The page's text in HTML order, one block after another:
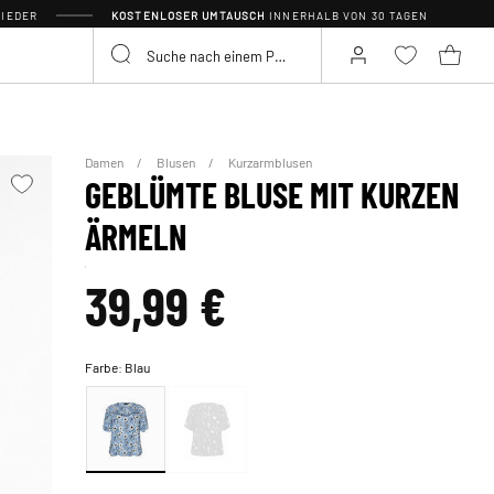
KOSTENLOSER UMTAUSCH INNERHALB VON 30 TAGEN
Damen Blusen Kurzarmblusen
GEBLÜMTE BLUSE MIT KURZEN
ÄRMELN
39,99 €
Farbe: Blau